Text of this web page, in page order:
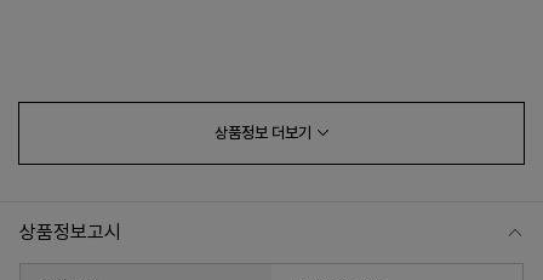
상품정보 더보기
상품정보고시